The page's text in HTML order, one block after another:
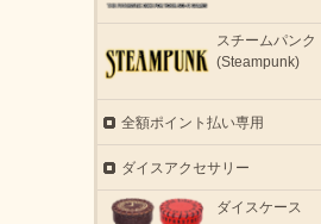
スチームパンク
(Steampunk)
全額ポイント払い専用
ダイスアクセサリー
ダイスケース